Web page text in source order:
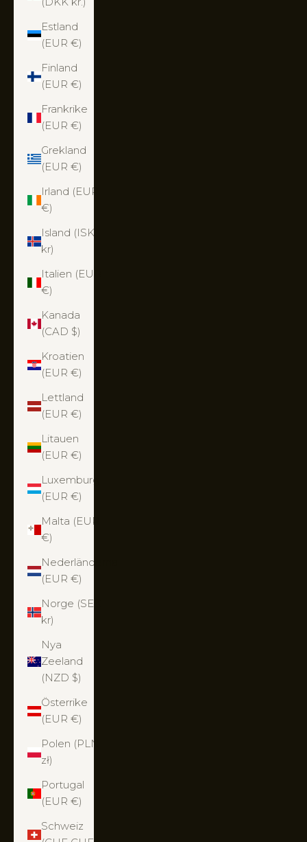
Estland
(EUR €)
Finland
(EUR €)
Frankrike
(EUR €)
Grekland
(EUR €)
Irland (EUR
€)
Island (ISK
kr)
Italien (EUR
€)
Kanada
(CAD $)
Kroatien
(EUR €)
Lettland
(EUR €)
Litauen
(EUR €)
Luxemburg
(EUR €)
Malta (EUR
€)
Nederländerna
(EUR €)
Norge (SEK
kr)
Nya
Zeeland
(NZD $)
Österrike
(EUR €)
Polen (PLN
zł)
Portugal
(EUR €)
Schweiz